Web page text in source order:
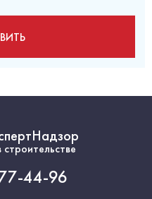
строительстве
44-96